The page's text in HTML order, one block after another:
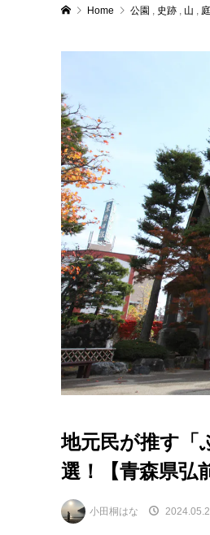
Home 公園 , 史跡 , 山 ,
地元民が推す「
選！【青森県弘
小田桐はな